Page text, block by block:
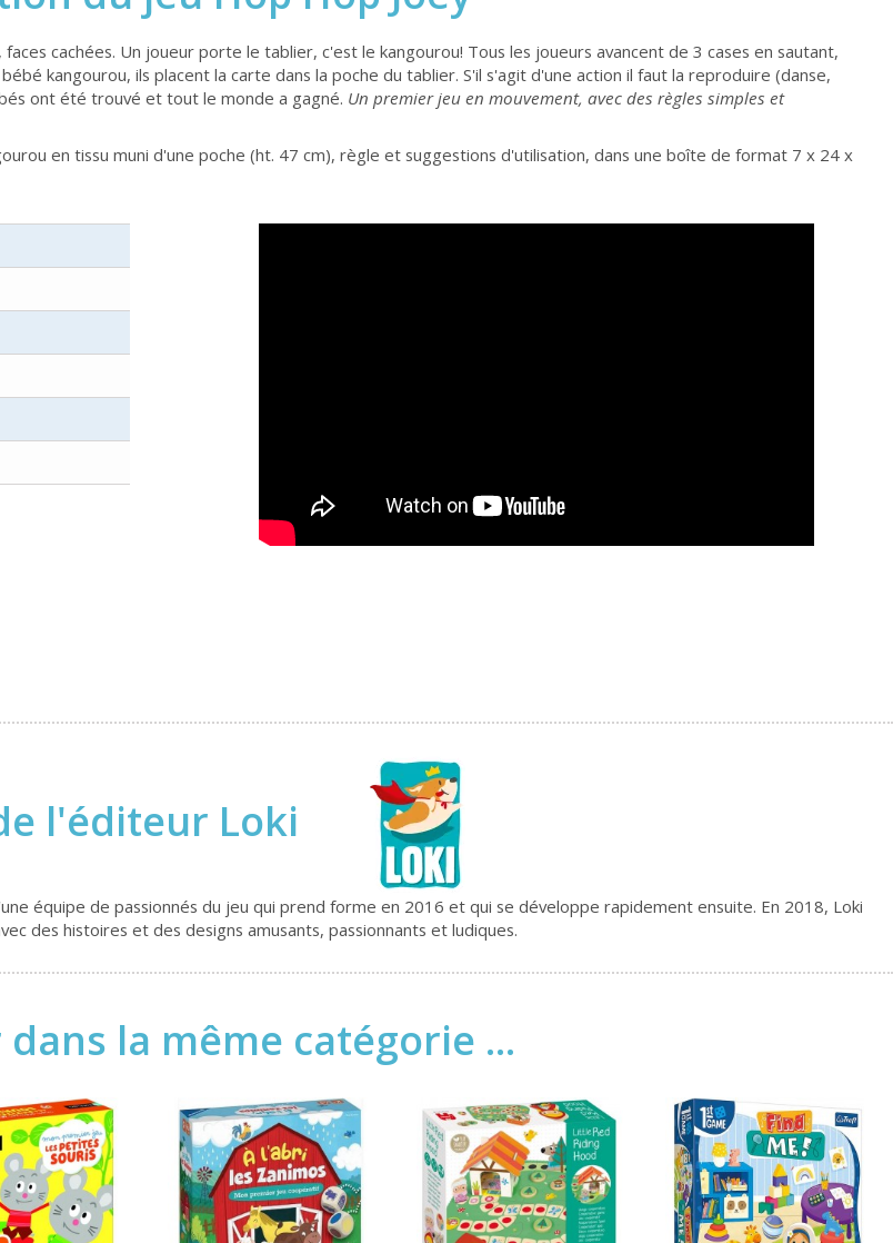
cachées. Un joueur porte le tablier, c'est le kangourou! Tous les joueurs avancent de 3 cases en sautant,
kangourou, ils placent la carte dans la poche du tablier. S'il s'agit d'une action il faut la reproduire (danse,
ont été trouvé et tout le monde a gagné. Un premier jeu en mouvement, avec des règles simples et
en tissu muni d'une poche (ht. 47 cm), règle et suggestions d'utilisation, dans une boîte de format 7 x 24 x
l'éditeur Loki
équipe de passionnés du jeu qui prend forme en 2016 et qui se développe rapidement ensuite. En 2018, Loki
des histoires et des designs amusants, passionnants et ludiques.
la même catégorie ...